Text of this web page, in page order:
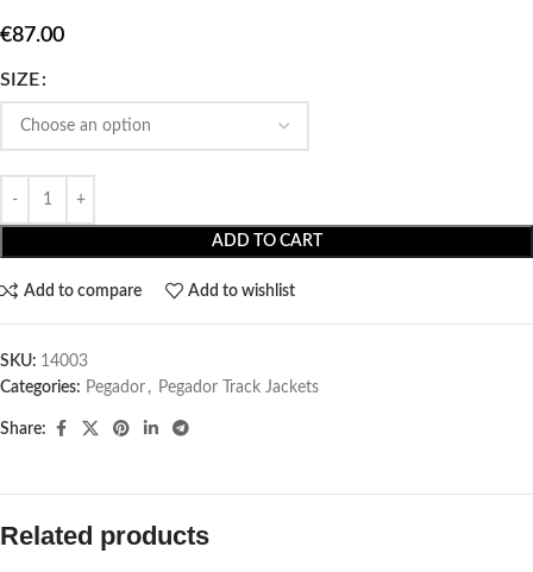
€87.00
SIZE
ADD TO CART
Add to compare Add to wishlist
SKU: 14003
Categories: Pegador​ , Pegador Track Jackets
Share:
Related products